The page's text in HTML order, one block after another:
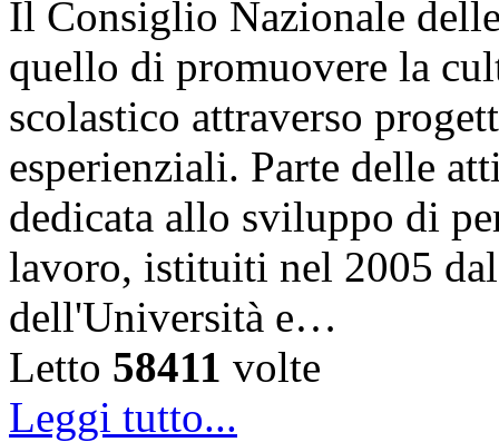
Il Consiglio Nazionale
quello di promuovere la
scolastico attraverso
esperienziali. Parte delle
dedicata allo sviluppo di
lavoro, istituiti nel 2005
dell'Università e…
Letto 58411 volte
Leggi tutto...